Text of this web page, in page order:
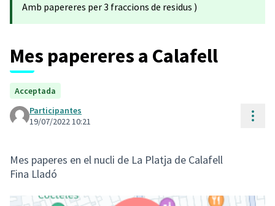
Amb papereres per 3 fraccions de residus )
Mes papereres a Calafell
Acceptada
Participantes
19/07/2022 10:21
Mes paperes en el nucli de La Platja de Calafell
Fina Lladó